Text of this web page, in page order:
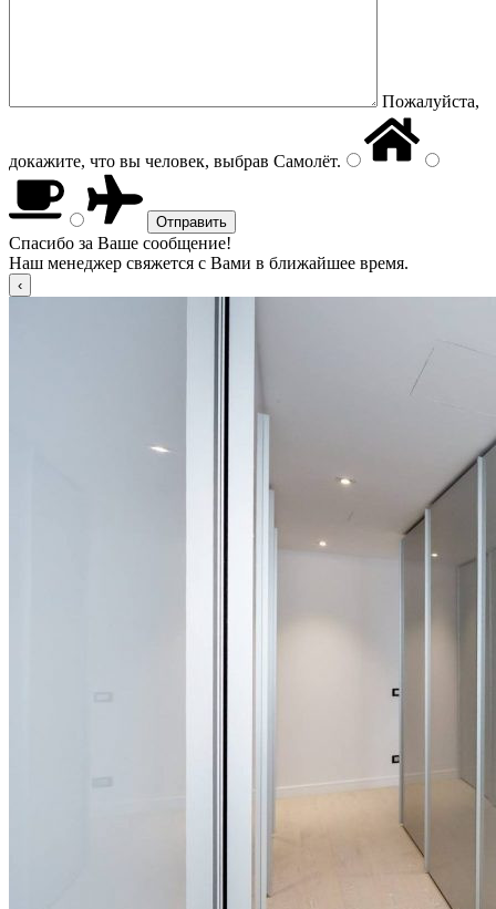
Пожалуйста,
докажите, что вы человек, выбрав Самолёт.
Спасибо за Ваше сообщение!
Наш менеджер свяжется с Вами в ближайшее время.